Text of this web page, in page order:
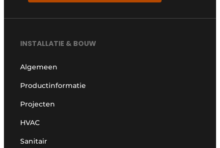
INSTALLATIE & BOUW
Algemeen
Productinformatie
Projecten
HVAC
Sanitair